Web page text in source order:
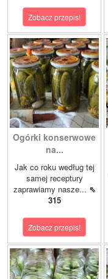
Zobacz przepis!
Ogórki konserwowe
na...
Jak co roku według tej
samej receptury
zaprawiamy nasze... ⇖
315
Zobacz przepis!